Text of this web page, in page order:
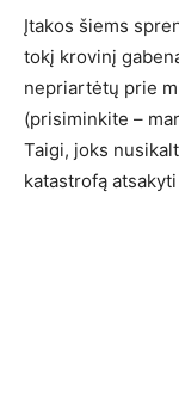
Įtakos šiems
tokį krovinį
nepriartėtų prie
(prisiminkite –
Taigi, joks
katastrofą